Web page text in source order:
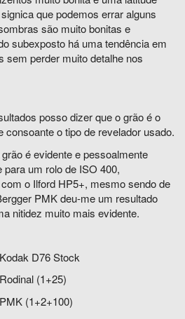
que podemos errar alguns
são muito bonitas e
subexposto há uma tendência em
sem perder muito detalhe nos
posso dizer que o grão é o
consoante o tipo de revelador usado.
é evidente e pessoalmente
um rolo de ISO 400,
o Ilford HP5+, mesmo sendo de
PMK deu-me um resultado
nitidez muito mais evidente.
D76 Stock
(1+25)
(1+2+100)